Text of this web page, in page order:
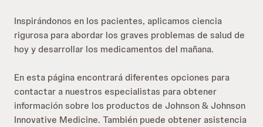
Inspirándonos en los pacientes, aplicamos ciencia
rigurosa para abordar los graves problemas de salud de
hoy y desarrollar los medicamentos del mañana.
En esta página encontrará diferentes opciones para
contactar a nuestros especialistas para obtener
información sobre los productos de Johnson & Johnson
Innovative Medicine. También puede obtener asistencia